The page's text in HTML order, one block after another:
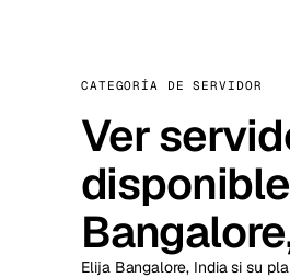
CATEGORÍA DE SERVIDOR
Ver
Elija Bangalore, India si su